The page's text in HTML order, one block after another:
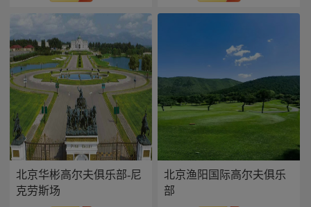
北京华彬高尔夫俱乐部-尼
克劳斯场
北京渔阳国际高尔夫俱乐
部